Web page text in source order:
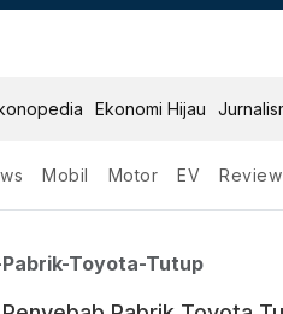
Ekonomi Hijau
Mobil Motor EV Review
Toyota-Tutup